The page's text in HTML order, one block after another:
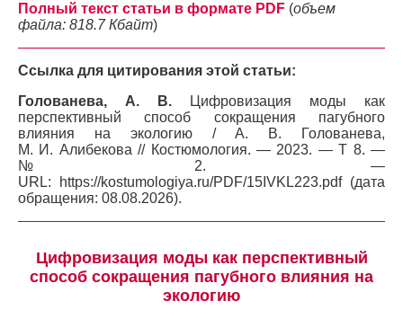
Полный текст статьи в формате PDF (объем
файла: 818.7 Кбайт)
Ссылка для цитирования этой статьи:
Голованева, А. В. Цифровизация моды как
перспективный способ сокращения пагубного
влияния на экологию / А. В. Голованева,
М. И. Алибекова // Костюмология. — 2023. — Т 8. —
№2. —
URL: https://kostumologiya.ru/PDF/15IVKL223.pdf (дата
обращения: 08.08.2026).
Цифровизация моды как перспективный
способ сокращения пагубного влияния на
экологию